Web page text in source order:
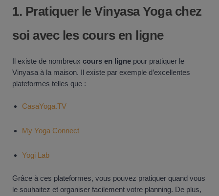
1. Pratiquer le VinyasaYoga chez
soi avec les cours en ligne
Il existe de nombreux cours en ligne pour pratiquer le
Vinyasa à la maison. Il existe par exemple d’excellentes
plateformes telles que :
CasaYoga.TV
My Yoga Connect
Yogi Lab
Grâce à ces plateformes, vous pouvez pratiquer quand vous
le souhaitez et organiser facilement votre planning. De plus,